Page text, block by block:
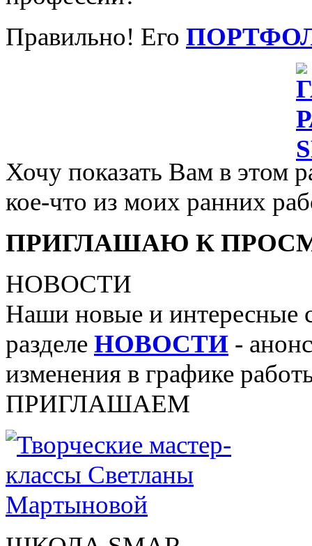
Правильно! Его
Хочу показать Вам в этом
кое-что из моих ранних
ПРИГЛАШАЮ К
НОВОСТИ
Наши новые и интересные
разделе НОВОСТИ -
изменения в графике
ПРИГЛАШАЕМ